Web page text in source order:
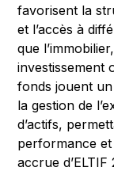
favorisent la
et l’accès à
que
investissement
fonds jouent
la gestion de
d’actifs,
performance et
accrue